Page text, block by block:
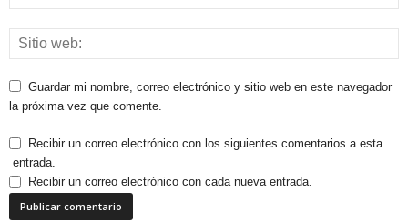
Guardar mi nombre, correo electrónico y sitio web en este navegador
la próxima vez que comente.
Recibir un correo electrónico con los siguientes comentarios a esta
entrada.
Recibir un correo electrónico con cada nueva entrada.